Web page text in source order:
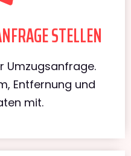
STELLEN
Umzugsanfrage.
Entfernung und
mit.